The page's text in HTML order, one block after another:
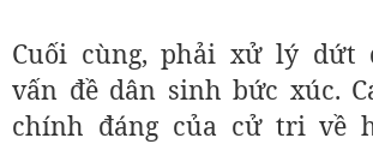
Cuối cùng, phải xử lý dứt
vấn đề dân sinh bức xúc.
chính đáng của cử tri về